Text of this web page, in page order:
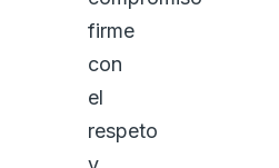
firme
con
el
respeto